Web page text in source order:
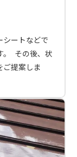
シートなどで
。 その後、状
ご提案しま